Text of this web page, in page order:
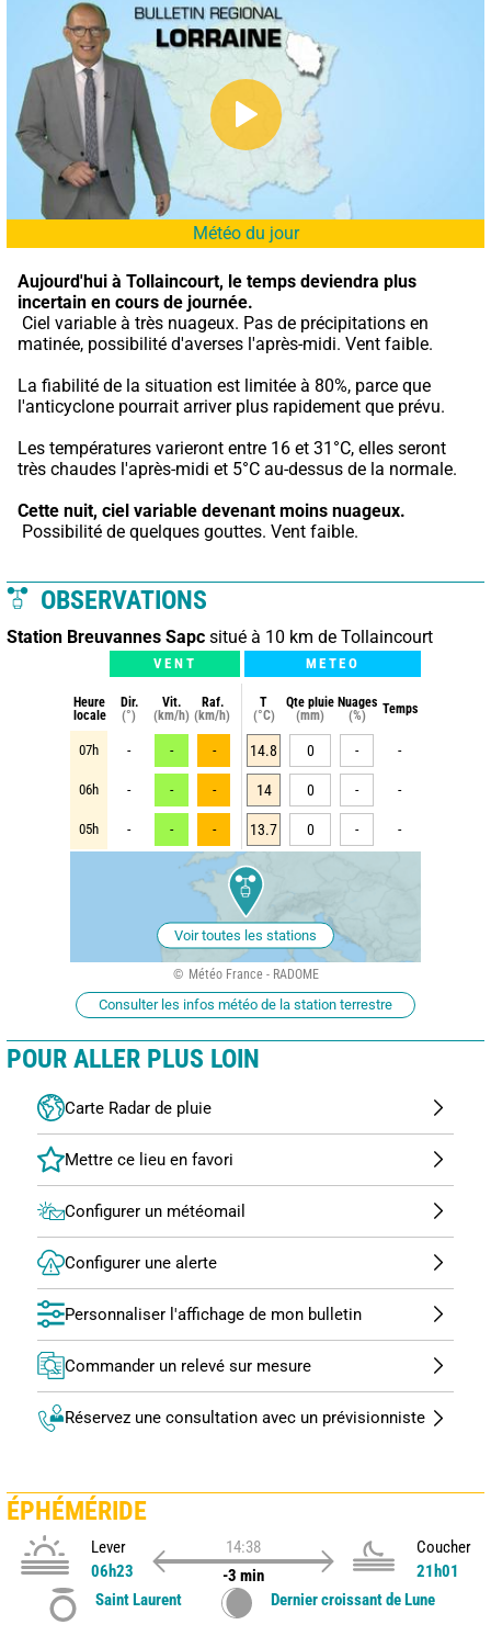
Météo du jour
Aujourd'hui à Tollaincourt, le temps deviendra plus
incertain en cours de journée.
matinée, possibilité d'averses l'après-midi. Vent faible.
La fiabilité de la situation est limitée à 80%, parce que
l'anticyclone pourrait arriver plus rapidement que prévu.
Les températures varieront entre 16 et 31°C, elles seront
très chaudes l'après-midi et 5°C au-dessus de la normale.
Cette nuit, ciel variable devenant moins nuageux.
Possibilité de quelques gouttes. Vent faible.
OBSERVATIONS
Station Breuvannes Sapc situé à 10 km de Tollaincourt
VENT METEO
Heure
locale
Dir.
(°)
Vit.
(km/h)
Raf.
(km/h)
T
(°C)
Qte pluie
(mm)
Nuages
(%)
Temps
07h - - - 14.8 0 - -
06h - - - 14 0 - -
05h - - - 13.7 0 - -
Voir toutes les stations
Météo France - RADOME
Consulter les infos météo de la station terrestre
POUR ALLER PLUS LOIN
Carte Radar de pluie
Configurer un météomail
Configurer une alerte
Personnaliser l'affichage de mon bulletin
Commander un relevé sur mesure
Réservez une consultation avec un prévisionniste
ÉPHÉMÉRIDE
Lever
06h23
14:38
-3 min
Coucher
21h01
Saint Laurent
Dernier croissant de Lune